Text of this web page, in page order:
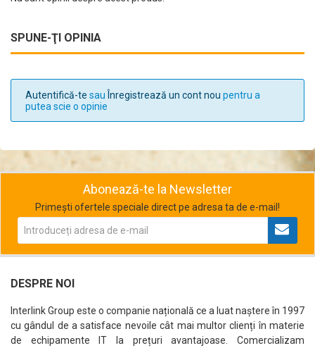
SPUNE-ŢI OPINIA
Autentifică-te sauÎnregistrează un cont nou pentru a
putea scie o opinie
Abonează-te la Newsletter
Primești ofertele speciale direct pe adresa ta de e-mail!
DESPRE NOI
Interlink Group este o companie națională ce a luat naștere în 1997
cu gândul de a satisface nevoile cât mai multor clienți în materie
de echipamente IT la prețuri avantajoase. Comercializam